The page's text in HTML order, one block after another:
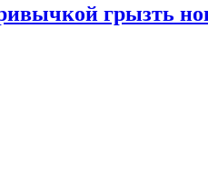
грызть